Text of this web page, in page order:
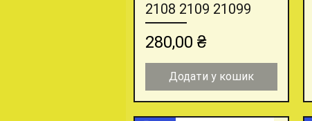
2108 2109 21099
Ціна
280,00 ₴
Додати у кошик